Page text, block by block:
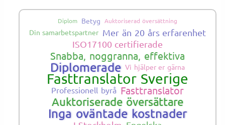
Diplom Betyg Auktoriserad översättning
Din samarbetspartner Mer än 20 års erfarenhet
ISO17100 certifierade
Snabba, noggranna, effektiva
Diplomerade Vi hjälper er gärna
Fasttranslator Sverige
Professionell byrå Fasttranslator
Auktoriserade översättare
Inga oväntade kostnader